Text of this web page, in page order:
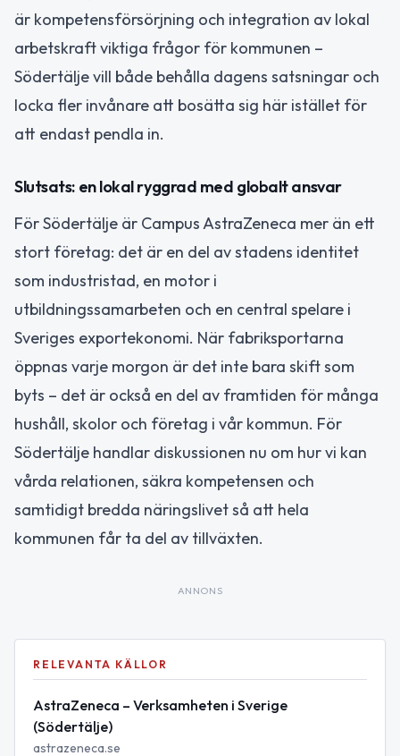
är kompetensförsörjning och integration av lokal
arbetskraft viktiga frågor för kommunen –
Södertälje vill både behålla dagens satsningar och
locka fler invånare att bosätta sig här istället för
att endast pendla in.
Slutsats: en lokal ryggrad med globalt ansvar
För Södertälje är Campus AstraZeneca mer än ett
stort företag: det är en del av stadens identitet
som industristad, en motor i
utbildningssamarbeten och en central spelare i
Sveriges exportekonomi. När fabriksportarna
öppnas varje morgon är det inte bara skift som
byts – det är också en del av framtiden för många
hushåll, skolor och företag i vår kommun. För
Södertälje handlar diskussionen nu om hur vi kan
vårda relationen, säkra kompetensen och
samtidigt bredda näringslivet så att hela
kommunen får ta del av tillväxten.
ANNONS
RELEVANTA KÄLLOR
AstraZeneca – Verksamheten i Sverige
(Södertälje)
astrazeneca.se